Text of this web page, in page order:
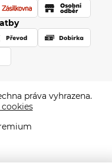
práva vyhrazena.